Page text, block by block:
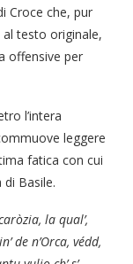
Croce che, pur
testo originale,
offensive per
l’intera
leggere
fatica con cui
Basile.
la qual’,
de n’Orca, védd,